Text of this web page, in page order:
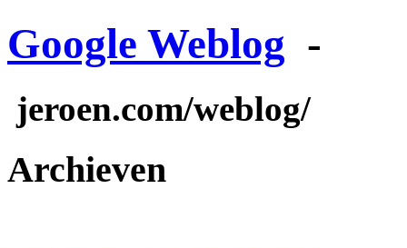
Google Weblog -
jeroen.com/weblog/
Archieven